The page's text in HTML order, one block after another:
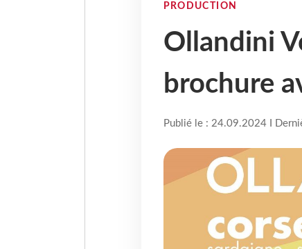
PRODUCTION
Ollandini
brochure
Publié le : 24.09.2024 I